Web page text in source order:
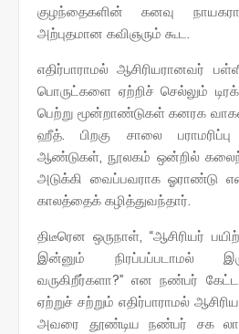
குழந்தைகளின் கனவு
அற்புதமான கவிஞரும் கூட.
எதிர்பாராமல் ஆசிரியரானவர்
பொருட்களை ஏற்றிச் செல்லும்
பெற்று மூன்றாண்டுகள் கனரக
ஹீத். பிறகு சாலை
ஆண்டுகள், நூலகம் ஒன்றில்
அடுக்கி வைப்பவராக ஓராண்டு
காலத்தைக் கழித்துவந்தார்.
திடீரென ஒருநாள், “ஆசிரியர்
இன்னும் நிரப்பப்படாமல்
வருகிறீர்களா?” என நண்பர்
ஏற்றுச் சற்றும் எதிர்பாராமல்
அவரை தூண்டிய நண்பர் சக